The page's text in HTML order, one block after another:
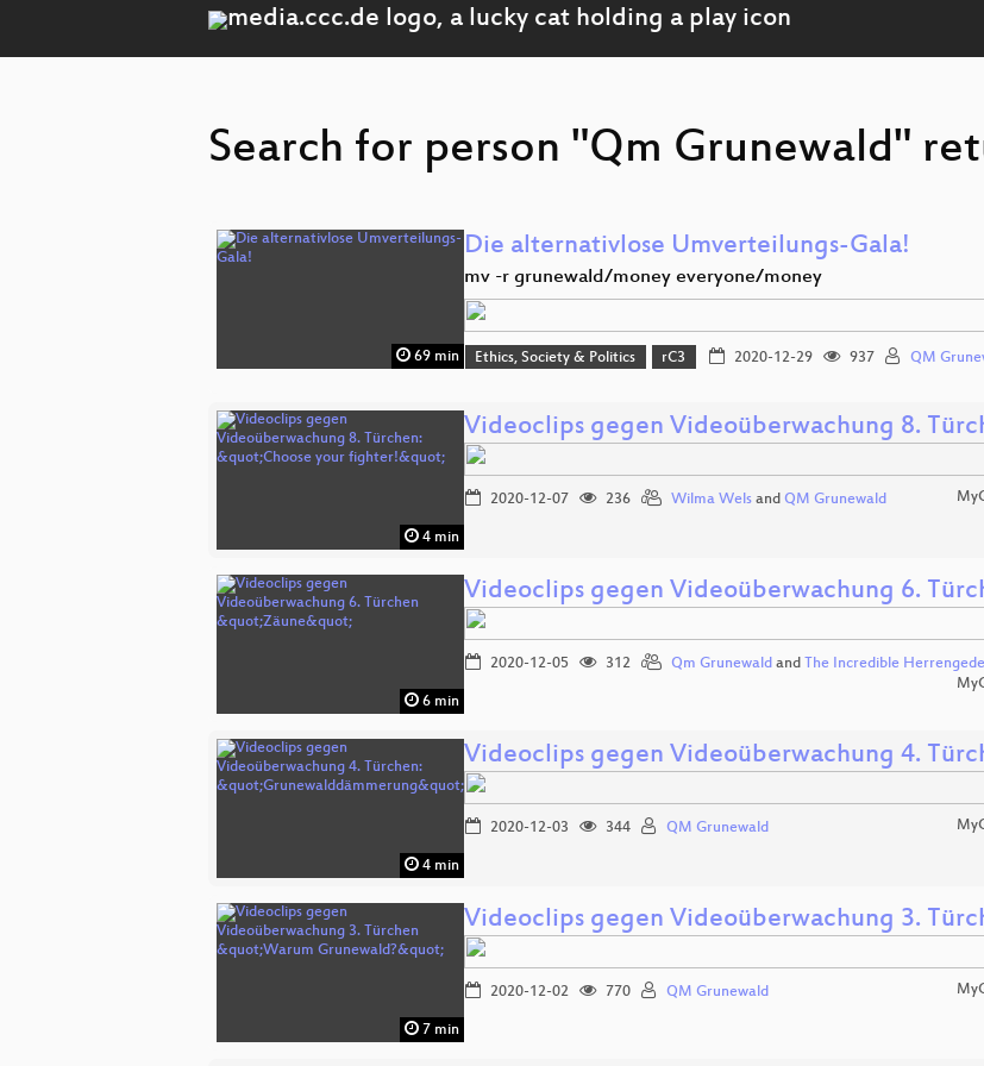
Search for person "Qm Grunewald"
69 min
Die alternativlose Umverteilungs-Gala!
mv -r grunewald/money everyone/money
Ethics, Society & Politics rC3 2020-12-29 937 QM
4 min
Videoclips gegen Videoüberwachung 8.
2020-12-07 236 Wilma Wels and QM Grunewald
6 min
Videoclips gegen Videoüberwachung 6.
2020-12-05 312 Qm Grunewald and The Incredible
4 min
Videoclips gegen Videoüberwachung 4.
2020-12-03 344 QM Grunewald
7 min
Videoclips gegen Videoüberwachung 3.
2020-12-02 770 QM Grunewald